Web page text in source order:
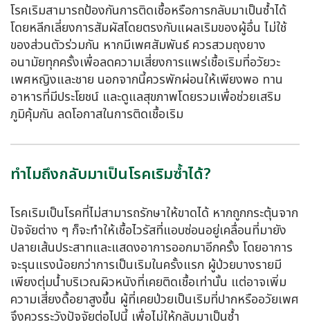
โรคเริมสามารถป้องกันการติดเชื้อหรือการกลับมาเป็นซ้ำได้
โดยหลีกเลี่ยงการสัมผัสโดยตรงกับแผลเริมของผู้อื่น ไม่ใช้
ของส่วนตัวร่วมกัน หากมีเพศสัมพันธ์ ควรสวมถุงยาง
อนามัยทุกครั้งเพื่อลดความเสี่ยงการแพร่เชื้อเริมที่อวัยวะ
เพศหญิงและชาย นอกจากนี้ควรพักผ่อนให้เพียงพอ ทาน
อาหารที่มีประโยชน์ และดูแลสุขภาพโดยรวมเพื่อช่วยเสริม
ภูมิคุ้มกัน ลดโอกาสในการติดเชื้อเริม
ทำไมถึงกลับมาเป็นโรคเริมซ้ำได้?
โรคเริมเป็นโรคที่ไม่สามารถรักษาให้ขาดได้ หากถูกกระตุ้นจาก
ปัจจัยต่าง ๆ ก็จะทำให้เชื้อไวรัสที่แอบซ่อนอยู่เคลื่อนที่มายัง
ปลายเส้นประสาทและแสดงอาการออกมาอีกครั้ง โดยอาการ
จะรุนแรงน้อยกว่าการเป็นเริมในครั้งแรก ผู้ป่วยบางรายมี
เพียงตุ่มน้ำบริเวณผิวหนังที่เคยติดเชื้อเท่านั้น แต่อาจเพิ่ม
ความเสี่ยงดื้อยาสูงขึ้น ผู้ที่เคยป่วยเป็นเริมที่ปากหรืออวัยเพศ
จึงควรระวังปัจจัยต่อไปนี้ เพื่อไม่ให้กลับมาเป็นซ้ำ